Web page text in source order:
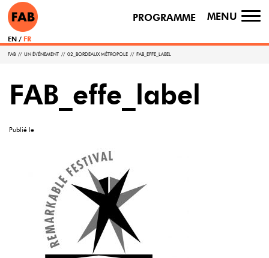
PROGRAMME MENU
EN FR
FAB // UN ÉVÉNEMENT // 02_BORDEAUX MÉTROPOLE // FAB_EFFE_LABEL
FAB_effe_label
Publié le